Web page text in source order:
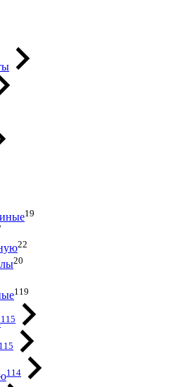
19
22
20
119
115
115
114